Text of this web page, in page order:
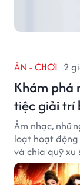
ĂN - CHƠI 2
Khám phá
tiệc giải trí
Âm nhạc,
loạt hoạt động
và chia quỹ xu
trí cuối tuần
7/8 và 8/8.